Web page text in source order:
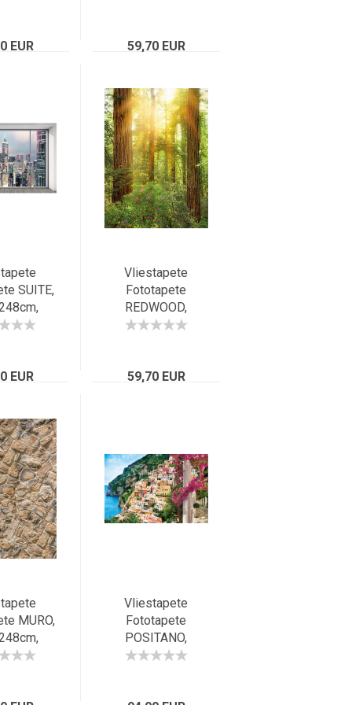
S-W
EUR
Hudson
59,70 EUR
SUITE,
Chai
EUR
Vliestapete
Fototapete
REDWOOD,
184x248cm,
Kalifornien, USA
59,70 EUR
MURO,
Vliestapete
Fototapete
POSITANO,
368x248cm,